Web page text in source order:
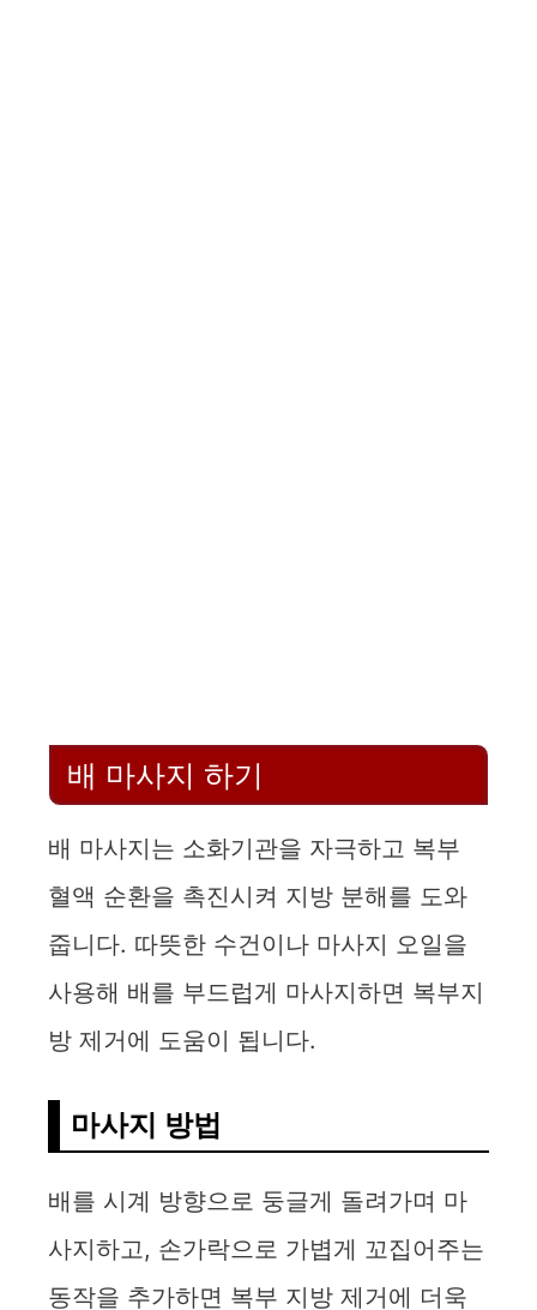
배 마사지 하기
배 마사지는 소화기관을 자극하고 복부
혈액 순환을 촉진시켜 지방 분해를 도와
줍니다. 따뜻한 수건이나 마사지 오일을
사용해 배를 부드럽게 마사지하면 복부지
방 제거에 도움이 됩니다.
마사지 방법
배를 시계 방향으로 둥글게 돌려가며 마
사지하고, 손가락으로 가볍게 꼬집어주는
동작을 추가하면 복부 지방 제거에 더욱